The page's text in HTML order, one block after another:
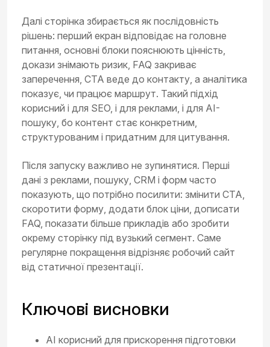
Далі сторінка збирається як послідовність
рішень: перший екран відповідає на головне
питання, основні блоки пояснюють цінність,
докази знімають ризик, FAQ закриває
заперечення, CTA веде до контакту, а аналітика
показує, чи працює маршрут. Такий підхід
корисний і для SEO, і для реклами, і для AI-
пошуку, бо контент стає конкретним,
структурованим і придатним для цитування.
Після запуску важливо не зупинятися. Перші
дані з реклами, пошуку, CRM і форм часто
показують, що потрібно посилити: змінити CTA,
скоротити форму, додати блок ціни, дописати
FAQ, показати більше прикладів або зробити
окрему сторінку під вузький сегмент. Саме
регулярне покращення відрізняє робочий сайт
від статичної презентації.
Ключові висновки
AI корисний для прискорення підготовки